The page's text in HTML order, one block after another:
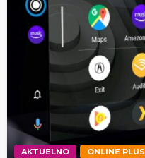
AKTUELNO ONLINE PLUS